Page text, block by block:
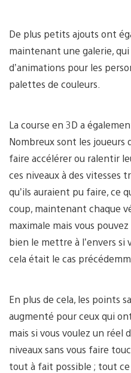
De plus petits ajouts ont
maintenant une galerie,
d’animations pour les
palettes de couleurs.
La course en 3D a
Nombreux sont les joueurs
faire accélérer ou ralentir
ces niveaux à des vitesses
qu’ils auraient pu faire, ce
coup, maintenant chaque
maximale mais vous
bien le mettre à l’envers si
cela était le cas
En plus de cela, les points
augmenté pour ceux qui
mais si vous voulez un réel
niveaux sans vous faire
tout à fait possible ; tout ce